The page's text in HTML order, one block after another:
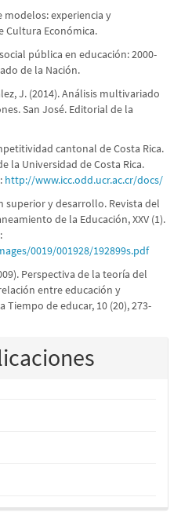
modelos: experiencia y
Cultura Económica.
pública en educación: 2000-
de la Nación.
J. (2014). Análisis multivariado
San José. Editorial de la
cantonal de Costa Rica.
la Universidad de Costa Rica.
http://www.icc.odd.ucr.ac.cr/docs/
superior y desarrollo. Revista del
de la Educación, XXV (1).
0019/001928/192899s.pdf
Perspectiva de la teoría del
entre educación y
de educar, 10 (20), 273-